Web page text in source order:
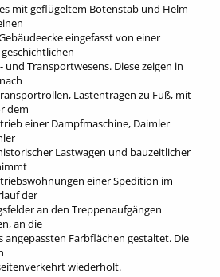
mit geflügeltem Botenstab und Helm
eingefasst von einer
und Transportwesens. Diese zeigen in
Lastentragen zu Fuß, mit
dem
einer Dampfmaschine, Daimler
Lastwagen und bauzeitlicher
einer Spedition im
der
an den Treppenaufgängen
an die
angepassten Farbflächen gestaltet. Die
wiederholt.